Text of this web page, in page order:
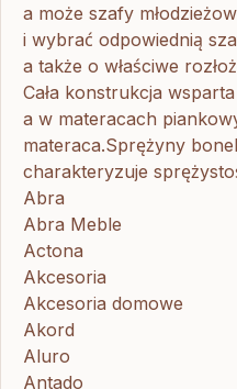
a może szafy
i wybrać odpowiednią
a także o właściwe
Cała konstrukcja
a w materacach
materaca.Sprężyny
charakteryzuje
Abra
Abra Meble
Actona
Akcesoria
Akcesoria domowe
Akord
Aluro
Antado